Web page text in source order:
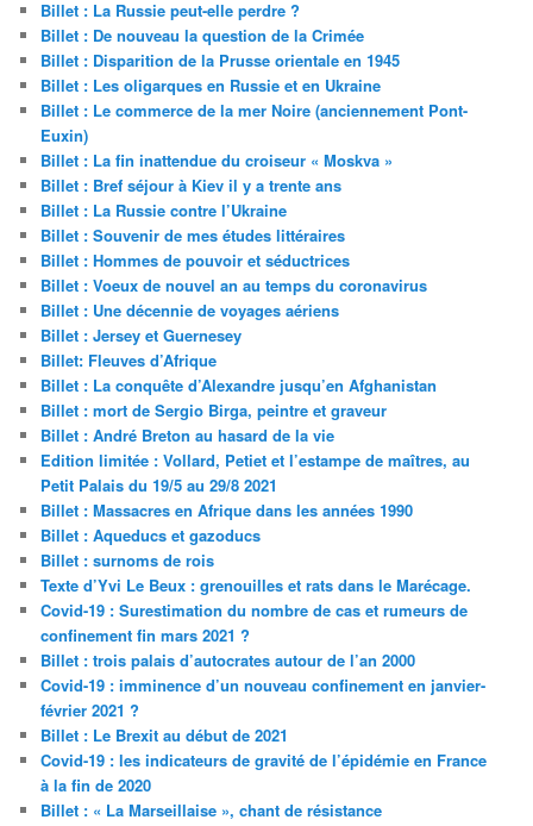
Billet : La Russie peut-elle perdre ?
Billet : De nouveau la question de la Crimée
Billet : Disparition de la Prusse orientale en 1945
Billet : Les oligarques en Russie et en Ukraine
Billet : Le commerce de la mer Noire (anciennement Pont-
Euxin)
Billet : La fin inattendue du croiseur « Moskva »
Billet : Bref séjour à Kiev il y a trente ans
Billet : La Russie contre l’Ukraine
Billet : Souvenir de mes études littéraires
Billet : Hommes de pouvoir et séductrices
Billet : Voeux de nouvel an au temps du coronavirus
Billet : Une décennie de voyages aériens
Billet : Jersey et Guernesey
Billet: Fleuves d’Afrique
Billet : La conquête d’Alexandre jusqu’en Afghanistan
Billet : mort de Sergio Birga, peintre et graveur
Billet : André Breton au hasard de la vie
Edition limitée : Vollard, Petiet et l’estampe de maîtres, au
Petit Palais du 19/5 au 29/8 2021
Billet : Massacres en Afrique dans les années 1990
Billet : Aqueducs et gazoducs
Billet : surnoms de rois
Texte d’Yvi Le Beux : grenouilles et rats dans le Marécage.
Covid-19 : Surestimation du nombre de cas et rumeurs de
confinement fin mars 2021 ?
Billet : trois palais d’autocrates autour de l’an 2000
Covid-19 : imminence d’un nouveau confinement en janvier-
février 2021 ?
Billet : Le Brexit au début de 2021
Covid-19 : les indicateurs de gravité de l’épidémie en France
à la fin de 2020
Billet : « La Marseillaise », chant de résistance